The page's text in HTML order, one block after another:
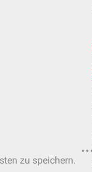
zu speichern.